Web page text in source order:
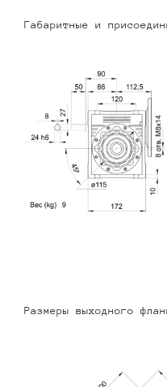
Габаритные и
Размеры выходного